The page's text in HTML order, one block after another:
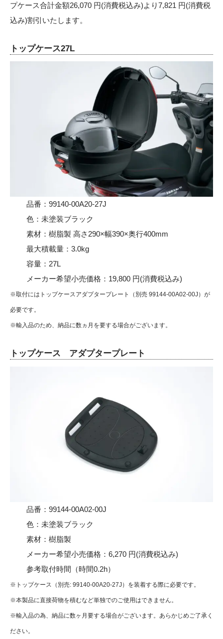
プケース合計金額26,070 円(消費税込み)より7,821 円(消費税
込み)割引いたします。
トップケース27L
品番：99140-00A20-27J
色：未塗装ブラック
素材：樹脂製 高さ290×幅390×奥行400mm
最大積載量：3.0kg
容量：27L
メーカー希望小売価格：19,800 円(消費税込み)
※取付にはトップケースアダプタープレート（別売 99144-00A02-00J）が
必要です。
※輸入品のため、納品に数ヵ月を要する場合がございます。
トップケース アダプタープレート
品番：99144-00A02-00J
色：未塗装ブラック
素材：樹脂製
メーカー希望小売価格：6,270 円(消費税込み)
参考取付時間（時間0.2h）
※トップケース（別売: 99140-00A20-27J）を装着する際に必要です。
※本製品に直接荷物を積むなど単独でのご使用はできません。
※輸入品の為、納品に数ヶ月要する場合がございます。あらかじめご了承く
ださい。